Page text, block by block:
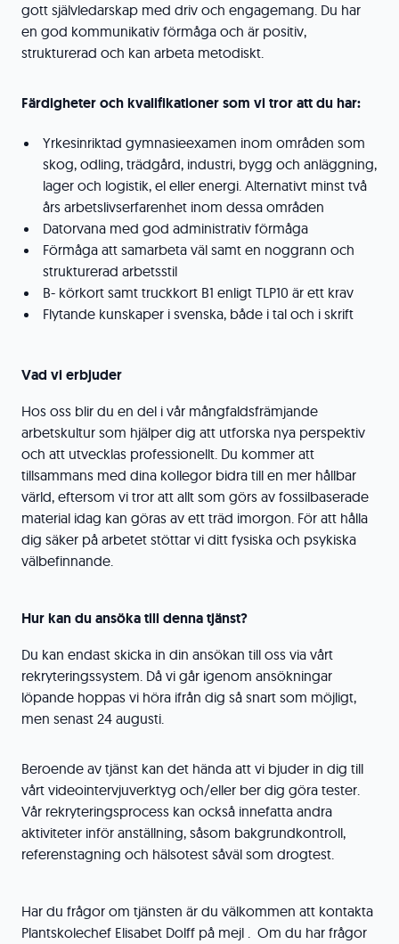
gott självledarskap med driv och engagemang. Du har
en god kommunikativ förmåga och är positiv,
strukturerad och kan arbeta metodiskt.
Färdigheter och kvalifikationer som vi tror att du har:
Yrkesinriktad gymnasieexamen inom områden som
skog, odling, trädgård, industri, bygg och anläggning,
lager och logistik, el eller energi. Alternativt minst två
års arbetslivserfarenhet inom dessa områden
Datorvana med god administrativ förmåga
Förmåga att samarbeta väl samt en noggrann och
strukturerad arbetsstil
B- körkort samt truckkort B1 enligt TLP10 är ett krav
Flytande kunskaper i svenska, både i tal och i skrift
Vad vi erbjuder
Hos oss blir du en del i vår mångfaldsfrämjande
arbetskultur som hjälper dig att utforska nya perspektiv
och att utvecklas professionellt. Du kommer att
tillsammans med dina kollegor bidra till en mer hållbar
värld, eftersom vi tror att allt som görs av fossilbaserade
material idag kan göras av ett träd imorgon. För att hålla
dig säker på arbetet stöttar vi ditt fysiska och psykiska
välbefinnande.
Hur kan du ansöka till denna tjänst?
Du kan endast skicka in din ansökan till oss via vårt
rekryteringssystem. Då vi går igenom ansökningar
löpande hoppas vi höra ifrån dig så snart som möjligt,
men senast 24 augusti.
Beroende av tjänst kan det hända att vi bjuder in dig till
vårt videointervjuverktyg och/eller ber dig göra tester.
Vår rekryteringsprocess kan också innefatta andra
aktiviteter inför anställning, såsom bakgrundkontroll,
referenstagning och hälsotest såväl som drogtest.
Har du frågor om tjänsten är du välkommen att kontakta
Plantskolechef Elisabet Dolff på mejl . Om du har frågor